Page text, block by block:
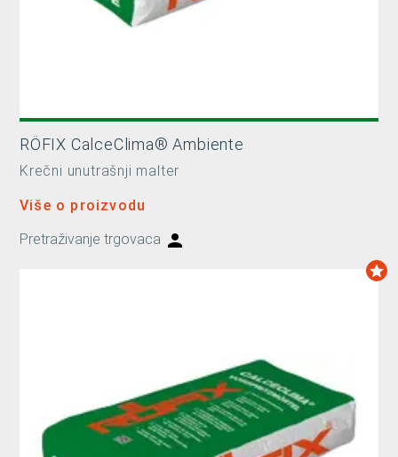
RÖFIX CalceClima® Ambiente
Krečni unutrašnji malter
Više o proizvodu
Pretraživanje trgovaca